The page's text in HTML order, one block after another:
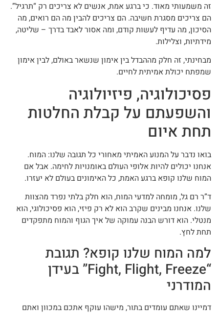
זה משמעותי מאוד. כי ברגע אמת, אנשים לא צריכים רק “תרגיל”.
הם צריכים מסגרת חשיבה. הם צריכים להבין מה הם רואים, מה
הסיכון, מה עדיף לעשות קודם, ומה אסור לאבד בדרך – שליטה,
מידתיות, וצלילות.
מבחינתי, זה חלק מההבדל בין אימון שנשאר באולם, לבין אימון
שמפתח יכולת אמיתית לחיים.
פסיכולוגיה, פיזיולוגיה
והשפעתם על קבלת החלטות
תחת איום
בואו נדבר על המנוע האמיתי מאחורי כל תגובה שלנו: המוח.
אנחנו יכולים להיות אלופי העולם באומנויות לחימה. אבל אם
המוח שלנו קופא ברגע האמת, כל האימונים בעולם לא יעזרו.
ד”ר רם גל, מומחה למדעי המוח, הוא חלק בלתי נפרד מהצוות
שלנו. אנחנו מבינים שקרב הוא לא רק פיזי, הוא פסיכולוגי, הוא
מנטלי. הוא דורש הבנה עמוקה של איך הגוף והמוח מתפקדים
תחת לחץ.
למה המוח שלנו קופא? תגובת
“Fight, Flight, Freeze” בעידן
המודרני
דמיינו שאתם עומדים בתור, מישהו עוקף אתכם במכוון ואתם